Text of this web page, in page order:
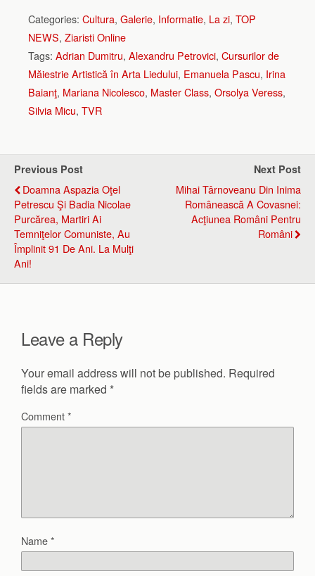
Categories: Cultura, Galerie, Informatie, La zi, TOP
NEWS, Ziaristi Online
Tags: Adrian Dumitru, Alexandru Petrovici, Cursurilor de
Măiestrie Artistică în Arta Liedului, Emanuela Pascu, Irina
Baianţ, Mariana Nicolesco, Master Class, Orsolya Veress,
Silvia Micu, TVR
Previous Post
Doamna Aspazia Oţel
Petrescu Şi Badia Nicolae
Purcărea, Martiri Ai
Temniţelor Comuniste, Au
Împlinit 91 De Ani. La Mulţi
Ani!
Next Post
Mihai Târnoveanu Din Inima
Românească A Covasnei:
Acţiunea Români Pentru
Români
Leave a Reply
Your email address will not be published. Required
fields are marked *
Comment*
Name*